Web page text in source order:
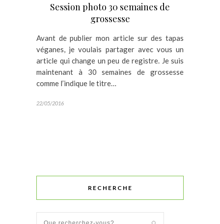
Session photo 30 semaines de
grossesse
Avant de publier mon article sur des tapas
véganes, je voulais partager avec vous un
article qui change un peu de registre. Je suis
maintenant à 30 semaines de grossesse
comme l’indique le titre…
22/05/2016
RECHERCHE